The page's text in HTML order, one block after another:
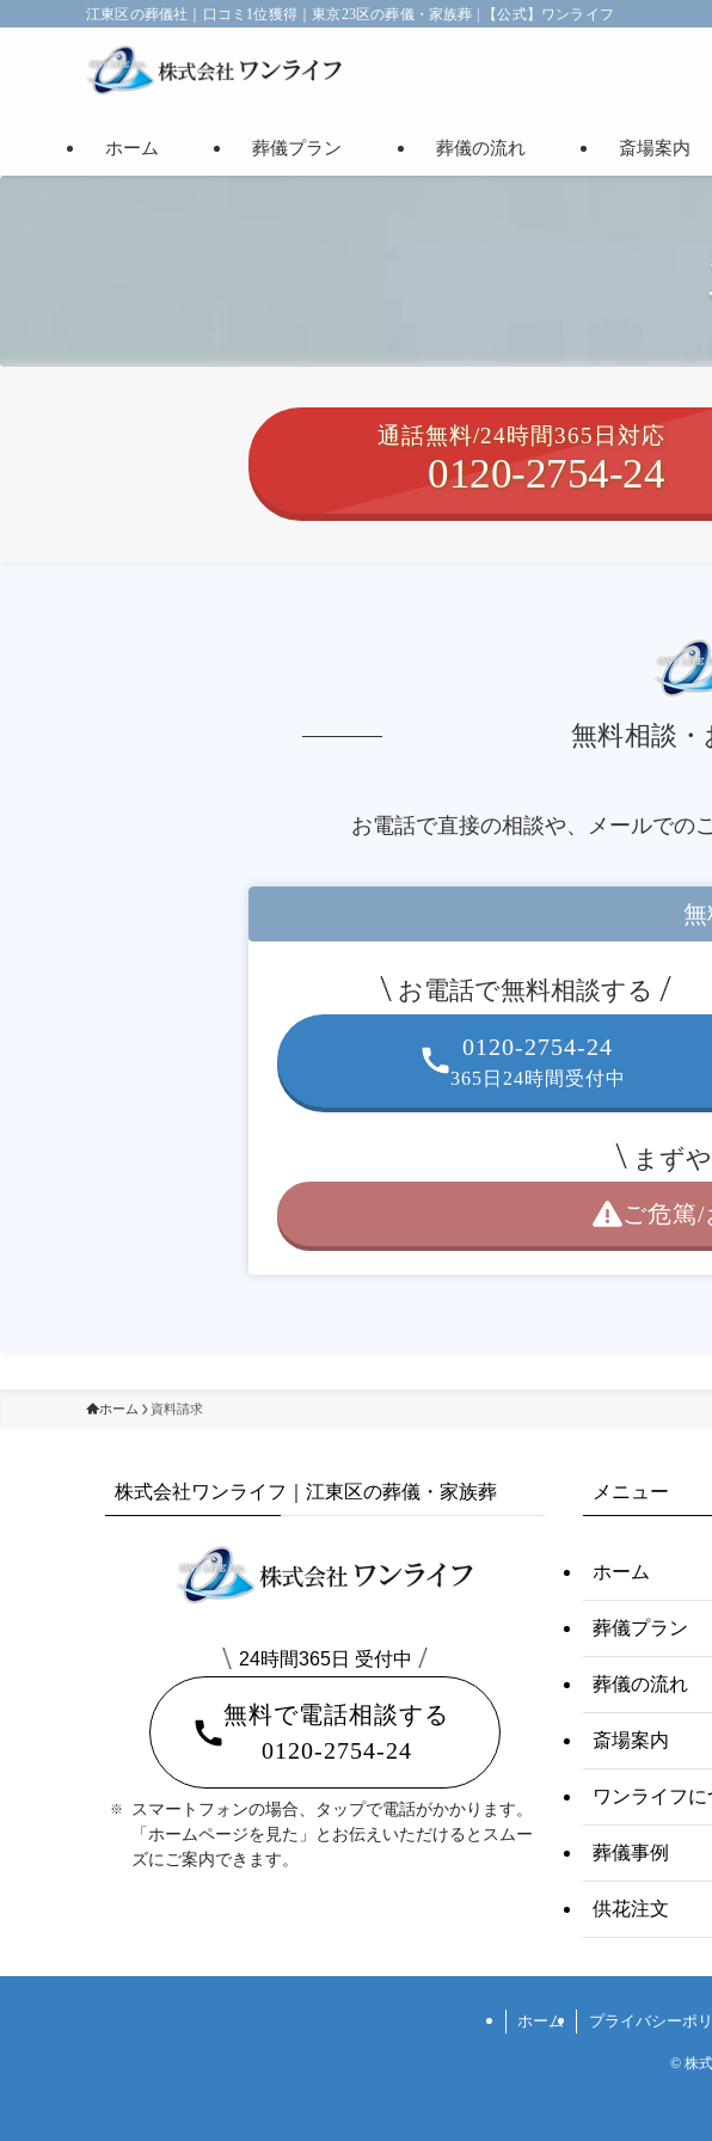
江東区の葬儀社｜口コミ1位獲得｜東京23区の葬儀・家族葬 | 【公式】ワンライフ
ホーム 葬儀プラン 葬儀の流れ 斎場案内
通話無料/24時間365日対応
0120-2754-24
無料相談
お電話で直接の相談や、メールでの
無
お電話で無料相談する
0120-2754-24
365日24時間受付中
まず
ご危篤
ホーム 資料請求
株式会社ワンライフ｜江東区の葬儀・家族葬
24時間365日 受付中
無料で電話相談する
0120-2754-24
スマートフォンの場合、タップで電話がかかります。
「ホームページを見た」とお伝えいただけるとスムー
ズにご案内できます。
メニュー
ホーム
葬儀プラン
葬儀の流れ
斎場案内
ワンライフに
葬儀事例
供花注文
ホーム プライバシーポ
© 株